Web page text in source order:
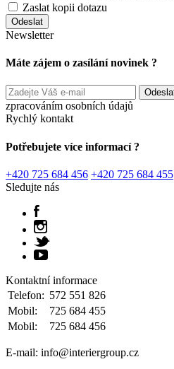
Zaslat kopii dotazu
Newsletter
Máte zájem o zasílání novinek ?
zpracováním osobních údajů
Rychlý kontakt
Potřebujete více informací ?
+420 725 684 456 +420 725 684 455
Sledujte nás
Kontaktní informace
Telefon: 572 551 826
Mobil:
725 684 455
Mobil:
725 684 456
E-mail: info@interiergroup.cz